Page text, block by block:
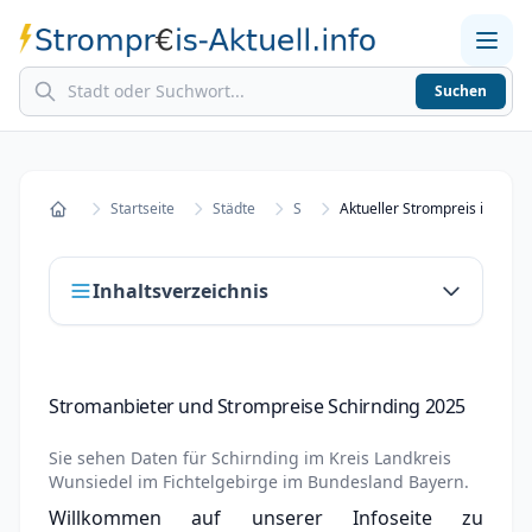
Home
Stromkosten berechnen
Suchen
StartseiteStartseite Städte S Aktueller Strompreis in
Inhaltsverzeichnis
2025
Stromanbieter wechseln in Schirnding
Strompreisvergleich Schirnding 2025
Stromanbieter und Strompreise Schirnding 2025
Sie sehen Daten für Schirnding im Kreis Landkreis
Wunsiedel im Fichtelgebirge im Bundesland Bayern.
Willkommen auf unserer Infoseite zu